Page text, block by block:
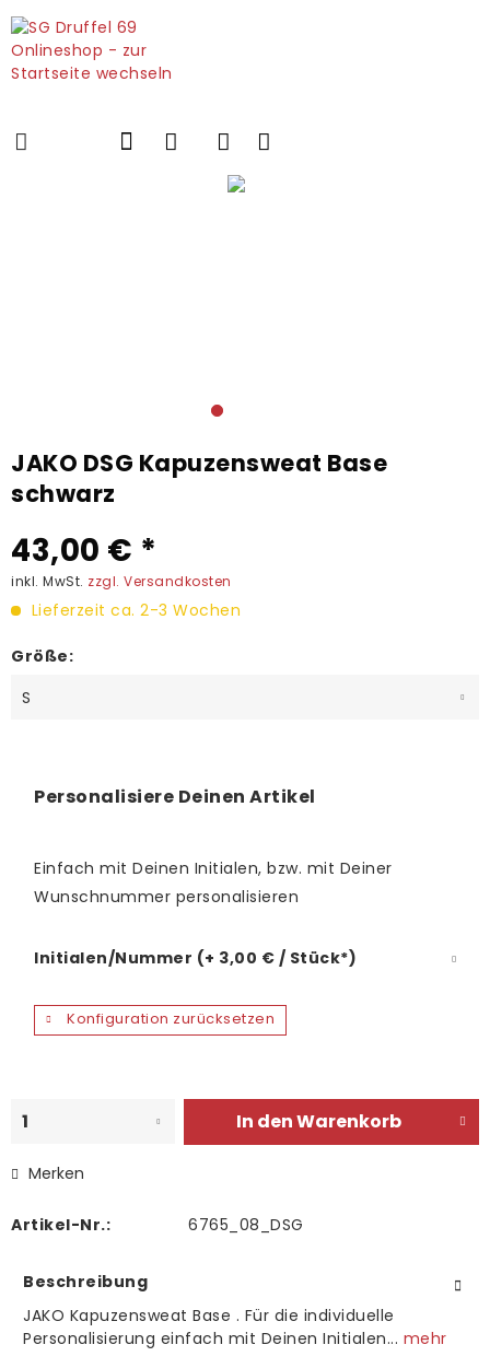
JAKO DSG Kapuzensweat Base
schwarz
43,00 € *
inkl. MwSt. zzgl. Versandkosten
Lieferzeit ca. 2-3 Wochen
Größe:
Personalisiere Deinen Artikel
Einfach mit Deinen Initialen, bzw. mit Deiner
Wunschnummer personalisieren
Initialen/Nummer (+ 3,00 € / Stück*)
Konfiguration zurücksetzen
In denWarenkorb
Merken
Artikel-Nr.: 6765_08_DSG
Beschreibung
JAKO Kapuzensweat Base . Für die individuelle
Personalisierung einfach mit Deinen Initialen... mehr